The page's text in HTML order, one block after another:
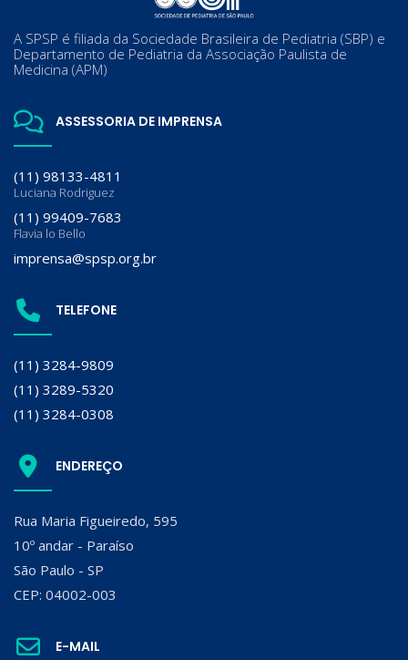
A SPSP é filiada da Sociedade Brasileira de Pediatria (SBP) e
Departamento de Pediatria da Associação Paulista de
Medicina (APM)
ASSESSORIA DE IMPRENSA
(11) 98133-4811
Luciana Rodriguez
(11) 99409-7683
Flavia lo Bello
imprensa@spsp.org.br
TELEFONE
(11) 3284-9809
(11) 3289-5320
(11) 3284-0308
ENDEREÇO
Rua Maria Figueiredo, 595
10º andar - Paraíso
São Paulo - SP
CEP: 04002-003
E-MAIL